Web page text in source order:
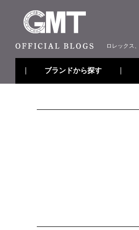
ロレックス
ブランドから探す